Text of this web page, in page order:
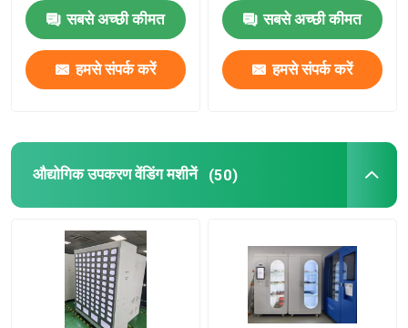
सबसे अच्छी कीमत
हमसे संपर्क करें
सबसे अच्छी कीमत
हमसे संपर्क करें
औद्योगिक उपकरण वेंडिंग मशीनें (50)